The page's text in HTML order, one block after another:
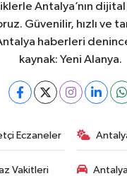
Antalya’nın dijital
Güvenilir, hızlı ve
Antalya haberleri
kaynak: Yeni Alanya.
Eczaneler
Vakitleri